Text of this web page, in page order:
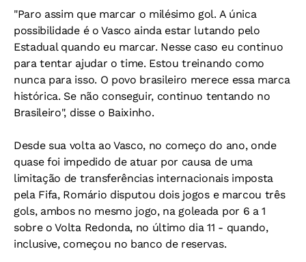
"Paro assim que marcar o milésimo gol. A única
possibilidade é o Vasco ainda estar lutando pelo
Estadual quando eu marcar. Nesse caso eu continuo
para tentar ajudar o time. Estou treinando como
nunca para isso. O povo brasileiro merece essa marca
histórica. Se não conseguir, continuo tentando no
Brasileiro", disse o Baixinho.
Desde sua volta ao Vasco, no começo do ano, onde
quase foi impedido de atuar por causa de uma
limitação de transferências internacionais imposta
pela Fifa, Romário disputou dois jogos e marcou três
gols, ambos no mesmo jogo, na goleada por 6 a 1
sobre o Volta Redonda, no último dia 11 - quando,
inclusive, começou no banco de reservas.